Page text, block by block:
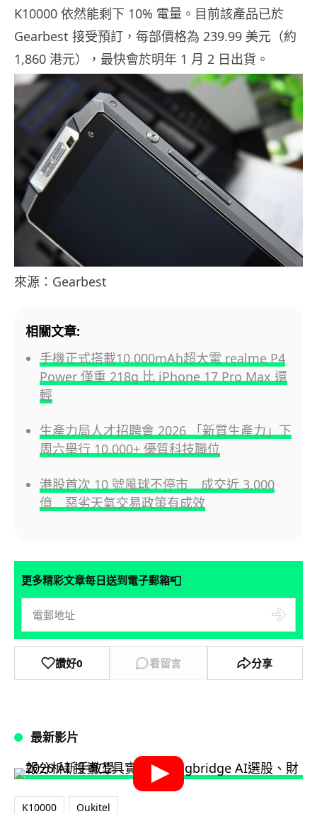
K10000 依然能剩下 10% 電量。目前該產品已於
Gearbest 接受預訂，每部價格為 239.99 美元（約
1,860 港元），最快會於明年 1 月 2 日出貨。
來源：Gearbest
相關文章:
手機正式搭載10,000mAh超大電 realme P4
Power 僅重 218g 比 iPhone 17 Pro Max 還
輕
生產力局人才招聘會 2026 「新質生產力」下
周六舉行 10,000+ 優質科技職位
港股首次 10 號風球不停市 成交近 3,000
億 惡劣天氣交易政策有成效
更多精彩文章每日送到電子郵箱📮
讚好0 看留言 分享
最新影片
K10000 Oukitel